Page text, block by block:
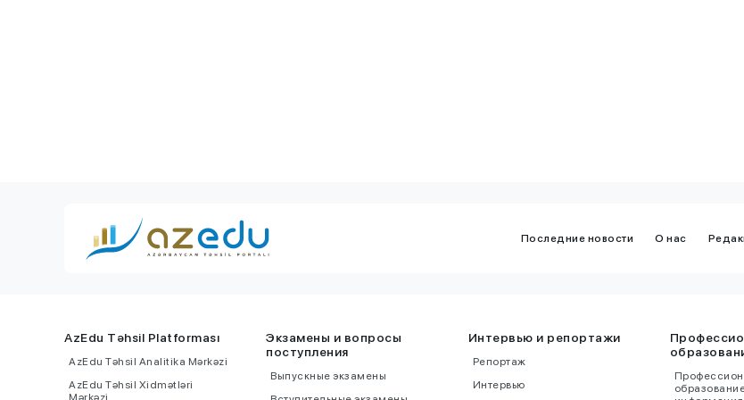
совершенно
Последние новости О нас
AzEdu Təhsil Platforması
AzEdu Təhsil Analitika Mərkəzi
AzEdu Təhsil Xidmətləri
Mərkəzi
Экзамены и вопросы
поступления
Выпускные экзамены
Интервью и репортажи
Репортаж
Интервью